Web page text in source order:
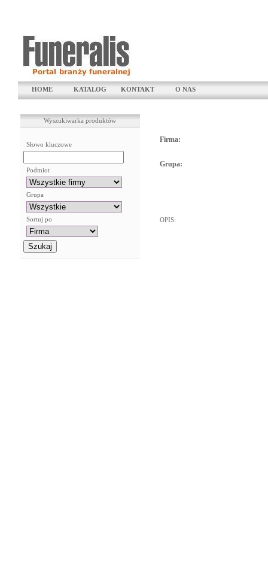
HOME KATALOG KONTAKT O NAS
Wyszukiwarka produktów
Słowo kluczowe
Podmiot
Grupa
Sortuj po
Firma:
Grupa:
OPIS: